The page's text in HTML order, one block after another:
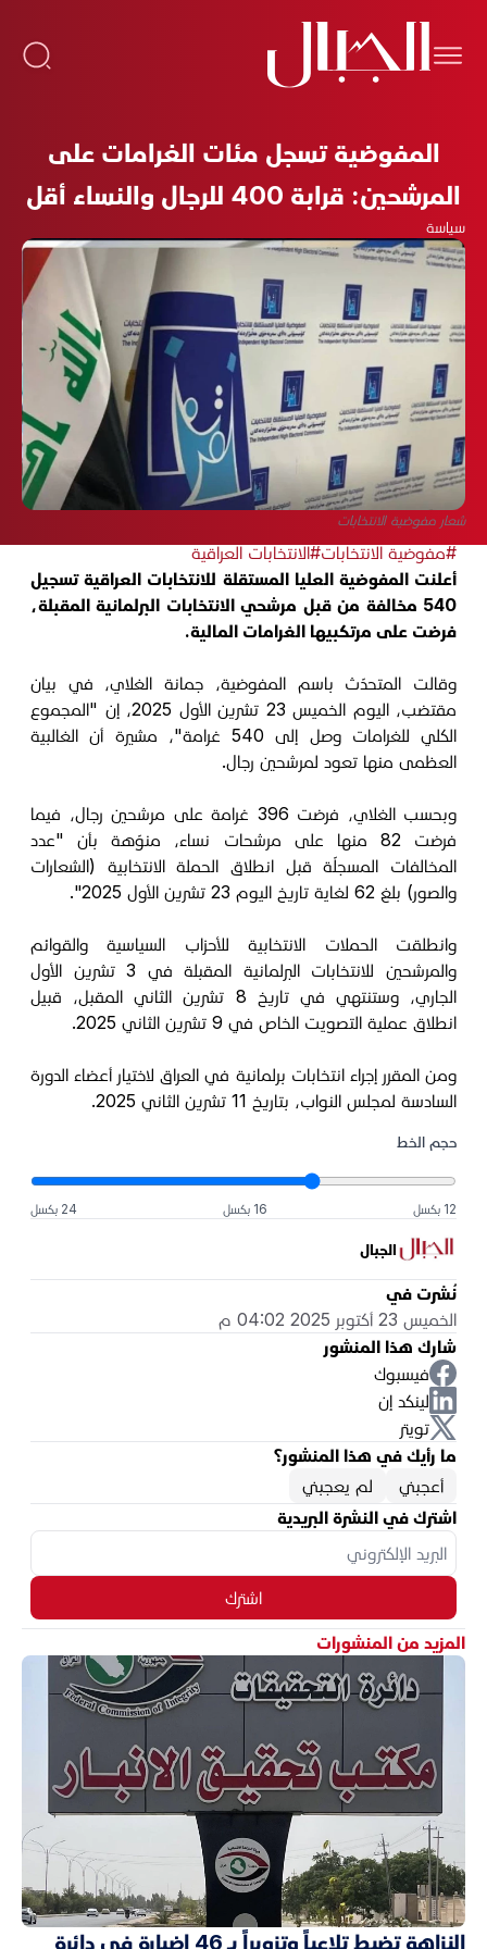
المفوضية تسجل مئات الغرامات على
المرشحين: قرابة 400 للرجال والنساء أقل
سياسة
شعار مفوضية الانتخابات
#مفوضية الانتخابات#الانتخابات العراقية
أعلنت المفوضية العليا المستقلة للانتخابات العراقية تسجيل
540 مخالفة من قبل مرشحي الانتخابات البرلمانية المقبلة،
فرضت على مرتكبيها الغرامات المالية.
وقالت المتحدّث باسم المفوضية، جمانة الغلاي، في بيان
مقتضب، اليوم الخميس 23 تشرين الأول 2025، إن "المجموع
الكلي للغرامات وصل إلى 540 غرامة"، مشيرة أن الغالبية
العظمى منها تعود لمرشحين رجال.
وبحسب الغلاي، فرضت 396 غرامة على مرشحين رجال، فيما
فرضت 82 منها على مرشحات نساء، منوّهة بأن "عدد
المخالفات المسجلّة قبل انطلاق الحملة الانتخابية (الشعارات
والصور) بلغ 62 لغاية تاريخ اليوم 23 تشرين الأول 2025".
وانطلقت الحملات الانتخابية للأحزاب السياسية والقوائم
والمرشحين للانتخابات البرلمانية المقبلة في 3 تشرين الأول
الجاري، وستنتهي في تاريخ 8 تشرين الثاني المقبل، قبيل
انطلاق عملية التصويت الخاص في 9 تشرين الثاني 2025.
ومن المقرر إجراء انتخابات برلمانية في العراق لاختيار أعضاء الدورة
السادسة لمجلس النواب، بتاريخ 11 تشرين الثاني 2025.
حجم الخط
12 بكسل 16 بكسل 24 بكسل
الجبال
نُشرت في
الخميس 23 أكتوبر 2025 04:02 م
شارك هذا المنشور
فيسبوك
لينكد إن
تويتر
ما رأيك في هذا المنشور؟
أعجبني
لم يعجبني
اشترك في النشرة البريدية
اشترك
المزيد من المنشورات
النزاهة تضبط تلاعباً وتزويراً بـ 46 إضبارة في دائرة